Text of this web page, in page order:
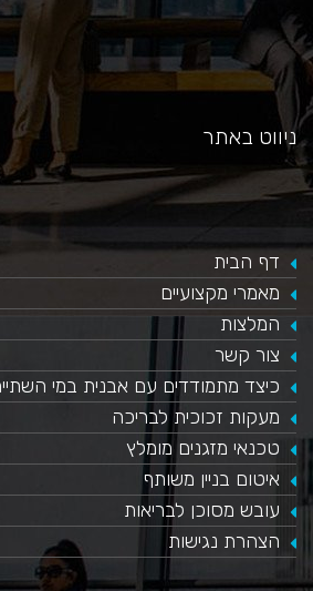
ניווט באתר
דף הבית
מאמרי מקצועיים
המלצות
צור קשר
כיצד מתמודדים עם אבנית במי
​מעקות זכוכית לבריכה
טכנאי מזגנים מומלץ
איטום בניין משותף
עובש מסוכן לבריאות
הצהרת נגישות